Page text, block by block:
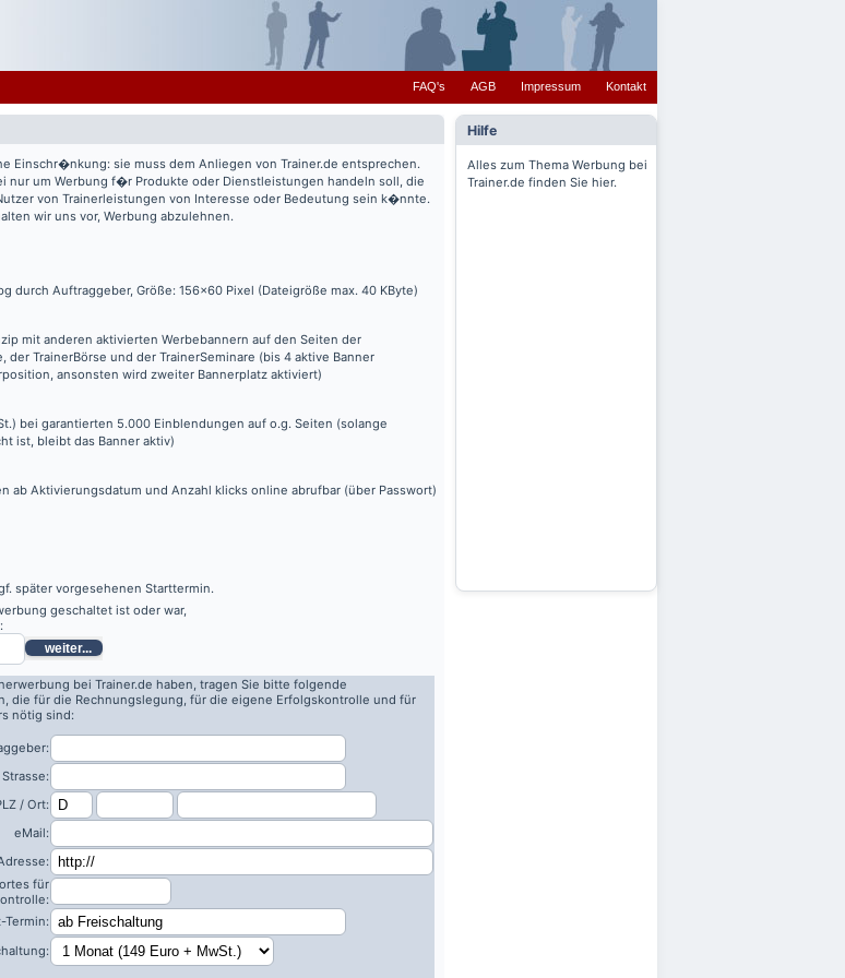
FAQ's AGB Impressum Kontakt
Hilfe
Alles zum Thema Werbung bei
Trainer.de finden Sie hier.
Einschr�nkung: sie muss dem Anliegen von Trainer.de entsprechen.
nur um Werbung f�r Produkte oder Dienstleistungen handeln soll, die
von Trainerleistungen von Interesse oder Bedeutung sein k�nnte.
wir uns vor, Werbung abzulehnen.
durch Auftraggeber, Größe: 156x60 Pixel (Dateigröße max. 40 KByte)
mit anderen aktivierten Werbebannern auf den Seiten der
der TrainerBörse und der TrainerSeminare (bis 4 aktive Banner
ansonsten wird zweiter Bannerplatz aktiviert)
bei garantierten 5.000 Einblendungen auf o.g. Seiten (solange
ist, bleibt das Banner aktiv)
ab Aktivierungsdatum und Anzahl klicks online abrufbar (über Passwort)
später vorgesehenen Starttermin.
geschaltet ist oder war,
weiter...
bei Trainer.de haben, tragen Sie bitte folgende
die für die Rechnungslegung, für die eigene Erfolgskontrolle und für
nötig sind:
Strasse:
/ Ort:
eMail:
für
Termin: